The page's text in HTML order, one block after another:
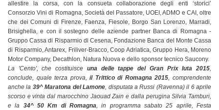
allestire la corsa, con la consueta collaborazione degli enti ‘storici’
Consorzio Vini di Romagna, Società del Passatore, UOEI, ADMO e CAI, oltre
che dei Comuni di Firenze, Faenza, Fiesole, Borgo San Lorenzo, Marradi,
Brisighella, e con il sostegno delle aziende partner Banca di Romagna -
Gruppo Cassa di Risparmio di Cesena, Fondazione Banca del Monte Cassa
di Risparmio, Antarex, Friliver-Bracco, Coop Adriatica, Gruppo Hera, Moreno
Motor Company, Decathlon, Natura Nuova e dello sponsor tecnico Saucony.
La 'Cento', che costituisce una delle tappe del Gran Prix Iuta 2015,
conclude, quale terza prova,il Trittico di Romagna 2015, comprendente
anche la 39^ Maratona del Lamone, disputata a Russi (Ravenna) il 6 aprile
scorso e vinta dal marocchino Jaouad Zain e dalla perugina Silvia Tamburi,
e la 34^ 50 Km di Romagna, in programma sabato 25 aprile, Festa